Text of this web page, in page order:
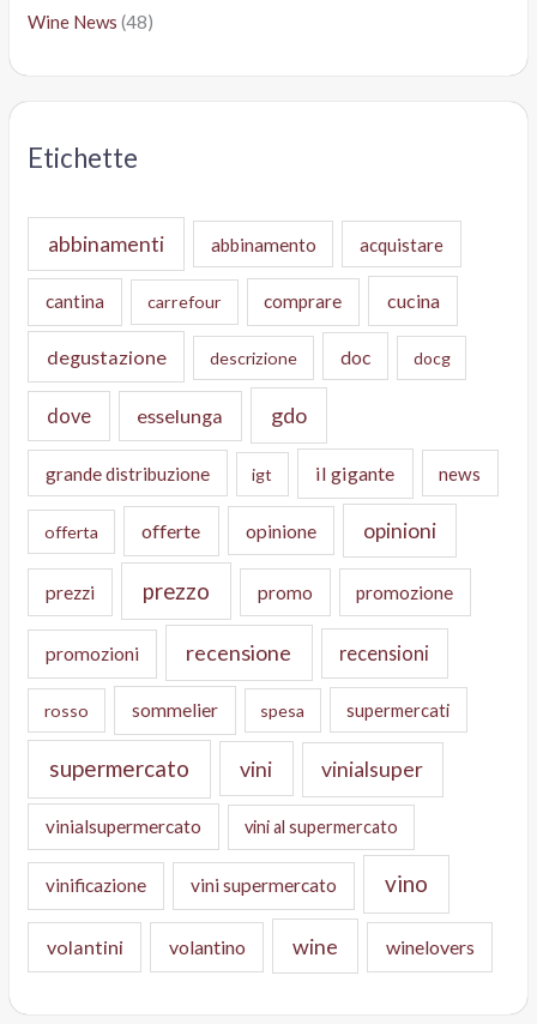
Wine News (48)
Etichette
abbinamenti abbinamento acquistare
cantina carrefour comprare cucina
degustazione descrizione doc docg
dove esselunga gdo
grande distribuzione igt il gigante news
offerta offerte opinione opinioni
prezzi prezzo promo promozione
promozioni recensione recensioni
rosso sommelier spesa supermercati
supermercato vini vinialsuper
vinialsupermercato vini al supermercato
vinificazione vini supermercato vino
volantini volantino wine winelovers